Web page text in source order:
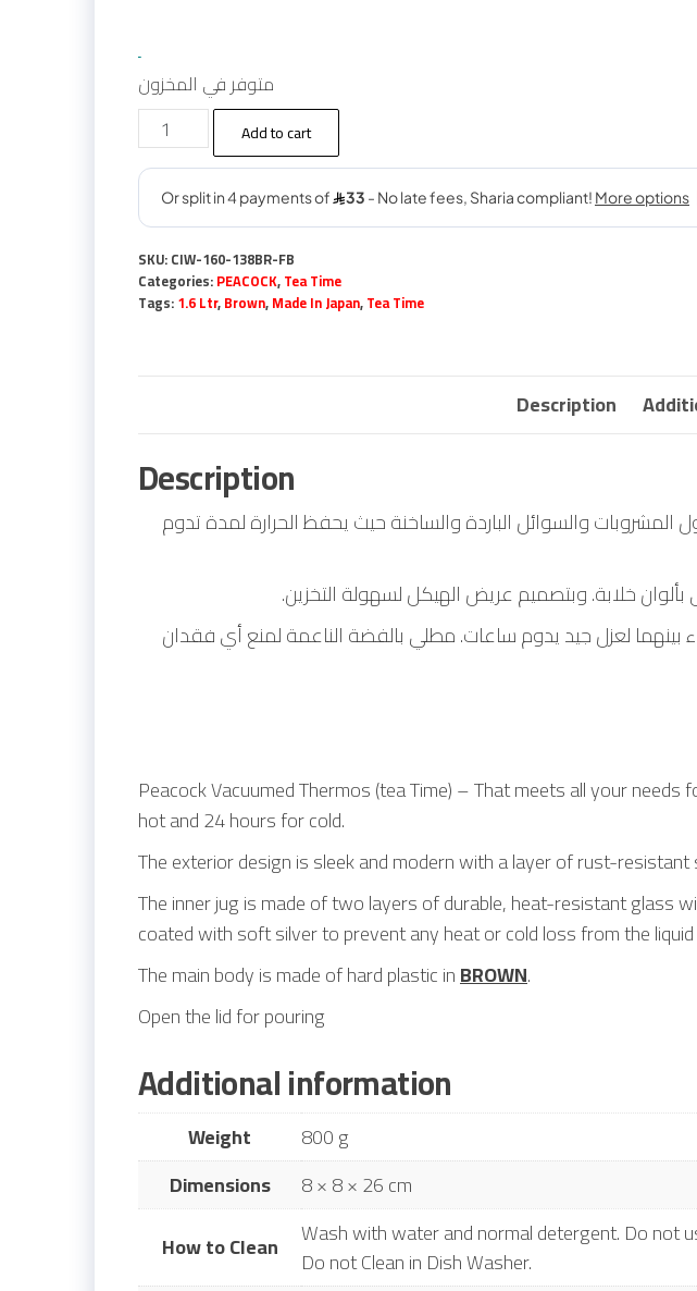
متوفر في المخزون
ترمس
الطاوس
الياباني
(بيكوك)
موديل
CIW-
quantity
Add to cart
SKU:CIW-160-138BR-FB
Categories:PEACOCK,Tea Time
Tags:1.6 Ltr,Brown,Made In Japan,Tea Time
Description
Description
والسوائل الباردة والساخنة حيث يحفظ الحرارة لمدة تدوم
خلابة. وبتصميم عريض الهيكل لسهولة التخزين.
بينهما لعزل جيد يدوم ساعات. مطلي بالفضة الناعمة لمنع أي فقدان
Peacock Vacuumed Thermos (tea Time) – That meets all your
hot and 24 hours for cold.
The exterior design is sleek and modern with a layer of rust-
The inner jug ​​is made of two layers of durable, heat-resistant glass
coated with soft silver to prevent any heat or cold loss from the liquid
The main body is made of hard plastic inBROWN.
Open the lid for pouring
Additional information
Weight
800 g
Dimensions
8 × 8 × 26 cm
How to Clean
Wash with water and normal detergent. Do not
Do not Clean in Dish Washer.